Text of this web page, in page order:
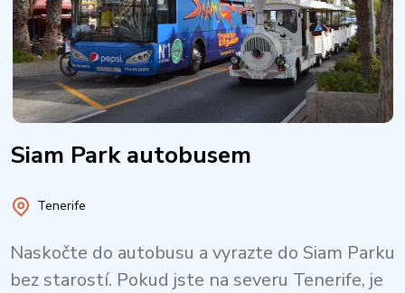
Siam Park autobusem
Tenerife
Naskočte do autobusu a vyrazte do Siam Parku
bez starostí. Pokud jste na severu Tenerife, je